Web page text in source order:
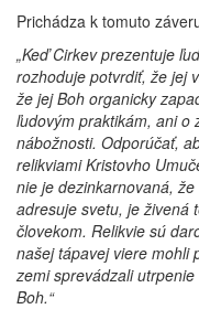
Prichádza k tomuto
„Keď Cirkev prezentuje
rozhoduje potvrdiť, že jej
že jej Boh organicky
ľudovým praktikám, ani o
nábožnosti. Odporúčať,
relikviami Kristovho
nie je dezinkarnovaná,
adresuje svetu, je živená
človekom. Relikvie sú
našej tápavej viere mohli
zemi sprevádzali
Boh.“